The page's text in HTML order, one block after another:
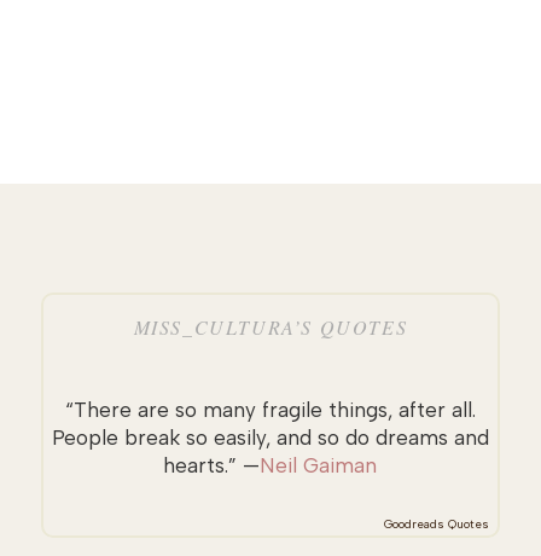
MISS_CULTURA’S QUOTES
“There are so many fragile things, after all.
People break so easily, and so do dreams and
hearts.” —Neil Gaiman
Goodreads Quotes